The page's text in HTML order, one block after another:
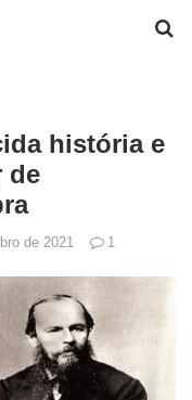
história e
de
de 2021 1